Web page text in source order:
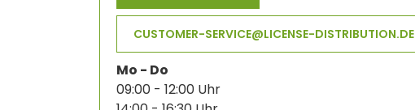
CUSTOMER-SERVICE@LICENSE-DISTRIBUTION.DE
Mo - Do
09:00 - 12:00 Uhr